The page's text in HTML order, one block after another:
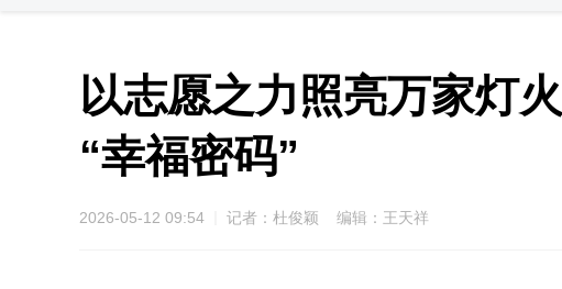
以志愿之力照亮万家灯
“幸福密码”
2026-05-12 09:54 记者：杜俊颖 编辑：王天祥